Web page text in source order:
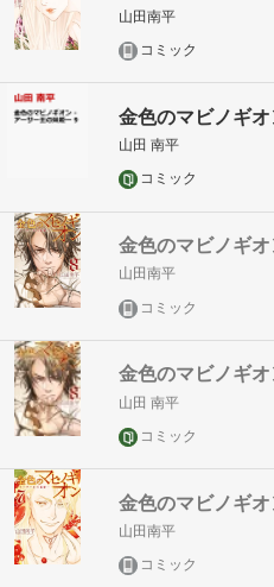
山田南平
コミック
山田 南平
コミック
山田南平
コミック
山田 南平
コミック
山田南平
コミック